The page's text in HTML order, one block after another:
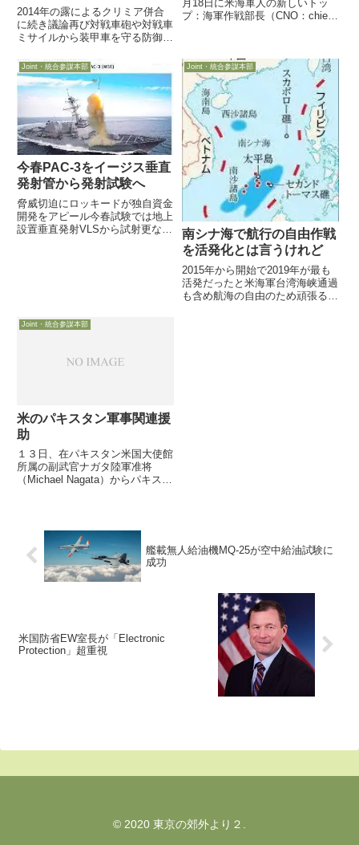
2014年の露によるクリミア併合
に続き議論再び対戦車砲や対戦車
ミサイルから装甲車を守る防御兵
（戦車・兵員装甲車）の防御シス
テム関連イベントで米陸軍の担当
大佐が、ウクライナ侵攻事案を受
け欧州米陸軍からStryker...
月18日に米海軍人の新しいトッ
プ：海軍作戦部長（CNO：chief
任1ヶ...
Joint・統合参謀本部
今春PAC-3をイージス垂直
発射管から発射試験へ
脅威切迫にロッキードが独自資金
開発をアピール今春試験では地上
設置垂直発射VLSから試射更なる
Joint・統合参謀本部
南シナ海で航行の自由作戦
を活発化とは言うけれど
2015年から開始で2019年が最も
活発だったと米海軍台湾海峡通過
も含め航海の自由のため頑張ると
Joint・統合参謀本部
米のパキスタン軍事関連援
助
１３日、在パキスタン米国大使館
所属の副武官ナガタ陸軍准将
（Michael Nagata）からパキスタ
に更に４隻提供される予定です。
2006年からの過去...
艦載無人給油機MQ-25が空中給油試験に
成功
米国防省EW室長が「Electronic
Protection」超重視
© 2020 東京の郊外より２.